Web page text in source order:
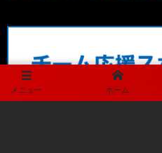
メニュー ホーム